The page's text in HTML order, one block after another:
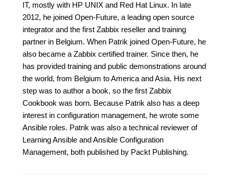
IT, mostly with HP UNIX and Red Hat Linux. In late
2012, he joined Open-Future, a leading open source
integrator and the first Zabbix reseller and training
partner in Belgium. When Patrik joined Open-Future, he
also became a Zabbix certified trainer. Since then, he
has provided training and public demonstrations around
the world, from Belgium to America and Asia. His next
step was to author a book, so the first Zabbix
Cookbook was born. Because Patrik also has a deep
interest in configuration management, he wrote some
Ansible roles. Patrik was also a technical reviewer of
Learning Ansible and Ansible Configuration
Management, both published by Packt Publishing.